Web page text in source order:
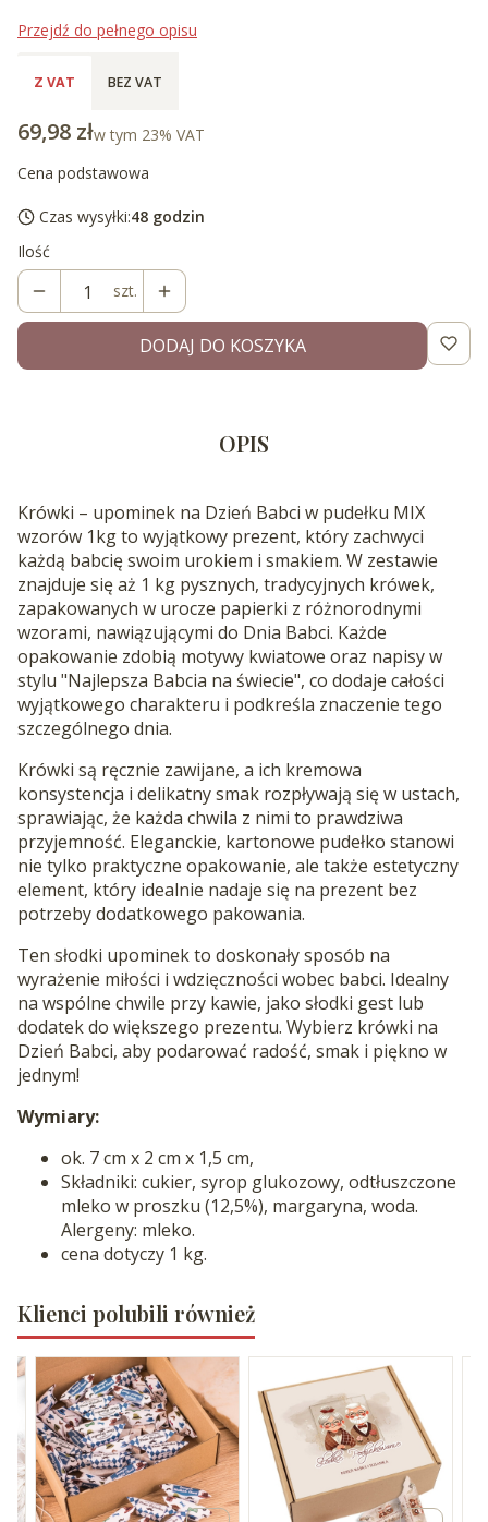
Przejdź do pełnego opisu
Z VAT BEZ VAT
Cena
69,98 złw tym 23% VAT
w tym 23% VAT
Cena podstawowa
Czas wysyłki:48 godzin
Ilość
szt.
DODAJ DO KOSZYKA
OPIS
Krówki – upominek na Dzień Babci w pudełku MIX
wzorów 1kg to wyjątkowy prezent, który zachwyci
każdą babcię swoim urokiem i smakiem. W zestawie
znajduje się aż 1 kg pysznych, tradycyjnych krówek,
zapakowanych w urocze papierki z różnorodnymi
wzorami, nawiązującymi do Dnia Babci. Każde
opakowanie zdobią motywy kwiatowe oraz napisy w
stylu "Najlepsza Babcia na świecie", co dodaje całości
wyjątkowego charakteru i podkreśla znaczenie tego
szczególnego dnia.
Krówki są ręcznie zawijane, a ich kremowa
konsystencja i delikatny smak rozpływają się w ustach,
sprawiając, że każda chwila z nimi to prawdziwa
przyjemność. Eleganckie, kartonowe pudełko stanowi
nie tylko praktyczne opakowanie, ale także estetyczny
element, który idealnie nadaje się na prezent bez
potrzeby dodatkowego pakowania.
Ten słodki upominek to doskonały sposób na
wyrażenie miłości i wdzięczności wobec babci. Idealny
na wspólne chwile przy kawie, jako słodki gest lub
dodatek do większego prezentu. Wybierz krówki na
Dzień Babci, aby podarować radość, smak i piękno w
jednym!
Wymiary:
ok. 7 cm x 2 cm x 1,5 cm,
Składniki: cukier, syrop glukozowy, odtłuszczone
mleko w proszku (12,5%), margaryna, woda.
Alergeny: mleko.
cena dotyczy 1 kg.
Klienci polubili również